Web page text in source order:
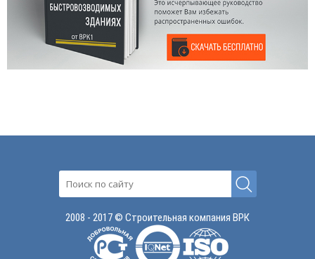
2008 - 2017 © Строительная компания ВРК